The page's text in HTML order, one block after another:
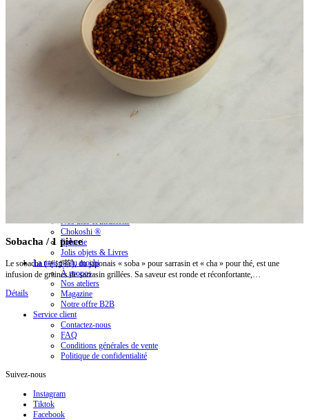
Sobacha / 1 pièce
Le sobacha (そば茶), du japonais « soba » pour sarrasin et « cha » pour thé, est une
infusion de graines de sarrasin grillées. Sa saveur est ronde et réconfortante,…
Détails
Nos mochis sont confectionnés artisanalement dans notre atelier en Touraine.
à partir de 80 € d’achats
Visa, Mastercard, Maestro, Sofort, iDEAL
10% offerts en vous inscrivant à notre newsletter
Nos thés et infusions
Chokoshi ®
Epicerie
Jolis objets & Livres
La maison du mochi
À propos
Nos ateliers
Magazine
Notre offre B2B
Service client
Contactez-nous
FAQ
Conditions générales de vente
Politique de confidentialité
Suivez-nous
Instagram
Tiktok
Facebook